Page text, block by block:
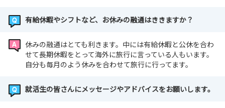
有給休暇やシフトなど、お休みの融通はききますか？
休みの融通はとても利きます。中には有給休暇と公休を合わ
せて長期休暇をとって海外に旅行に言っている人もいます。
自分も毎月のよう休みを合わせて旅行に行ってます。
就活生の皆さんにメッセージやアドバイスをお願いします。